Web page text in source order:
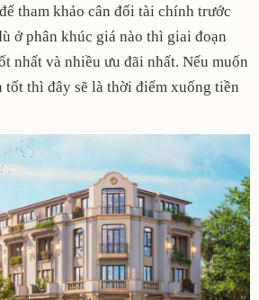
tham khảo cân đối tài chính trước
ở phân khúc giá nào thì giai đoạn
nhất và nhiều ưu đãi nhất. Nếu muốn
tốt thì đây sẽ là thời điểm xuống tiền